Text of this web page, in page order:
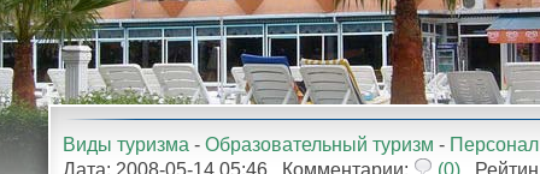
Виды туризма - Образовательный туризм -
Дата: 2008-05-14 05:46 Комментарии:
(0)